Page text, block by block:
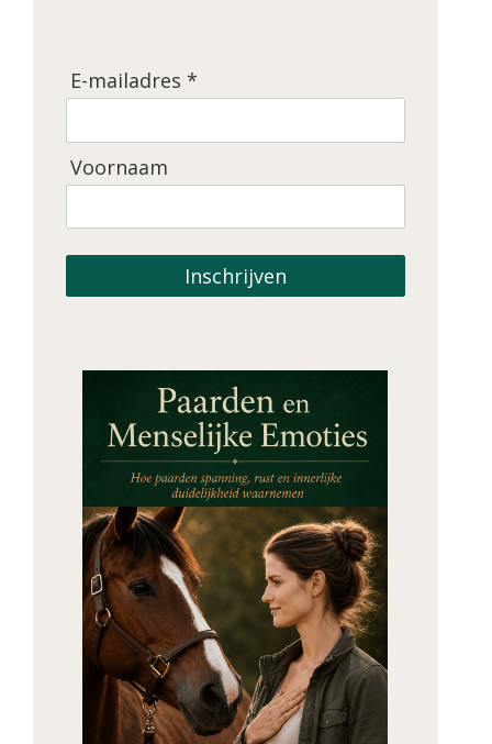
E-mailadres *
Voornaam
Inschrijven